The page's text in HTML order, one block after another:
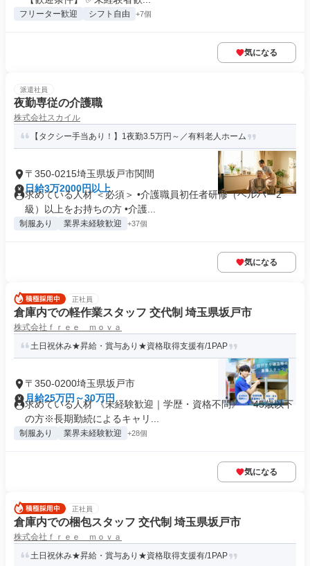
フリーター歓迎 シフト自由 +7個
気になる
派遣社員
夜勤専従の介護職
株式会社スカイル
【タクシー手当あり！】1夜勤3.5万円～／有料老人ホーム
〒350-0215埼玉県坂戸市関間
日給3万2000円以上
求めている人材 ＜必須＞ •介護職員初任者研修（ヘルパー2
級）以上をお持ちの方 •介護...
制服あり 業界未経験歓迎 +37個
気になる
正社員
倉庫内での軽作業スタッフ 交代制 埼玉県坂戸市
株式会社ｆｒｅｅ ｍｏｖａ
土日祝休み★昇給・賞与あり★資格取得支援有/1PAP
〒350-0200埼玉県坂戸市
月給25万円～30万円
求めている人材 《未経験歓迎｜学歴・資格不問》 ・45歳以下
の方※長期勤続によるキャリ...
制服あり 業界未経験歓迎 +28個
気になる
正社員
倉庫内での梱包スタッフ 交代制 埼玉県坂戸市
株式会社ｆｒｅｅ ｍｏｖａ
土日祝休み★昇給・賞与あり★資格取得支援有/1PAP